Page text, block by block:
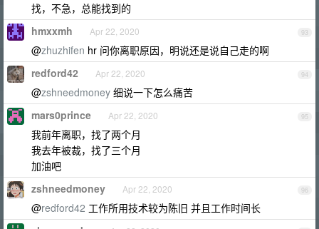
找，不急，总能找到的
93
hmxxmh Apr 22, 2020
@zhuzhifen hr 问你离职原因，明说还是说自己走的啊
94
redford42 Apr 22, 2020
@zshneedmoney 细说一下怎么痛苦
95
mars0prince Apr 22, 2020
我前年离职，找了两个月
我去年被裁，找了三个月
加油吧
96
zshneedmoney Apr 22, 2020
@redford42 工作所用技术较为陈旧 并且工作时间长